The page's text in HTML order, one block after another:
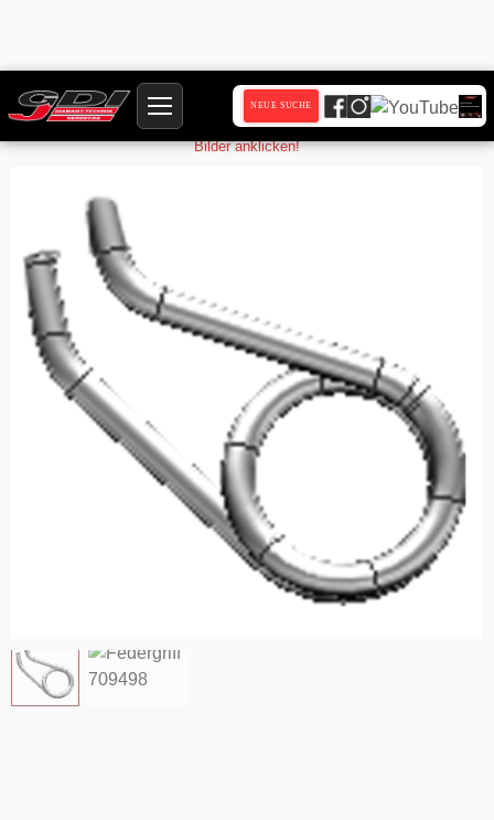
NEUE SUCHE
Startseite Produkte Federgriff 709498
Bilder anklicken!